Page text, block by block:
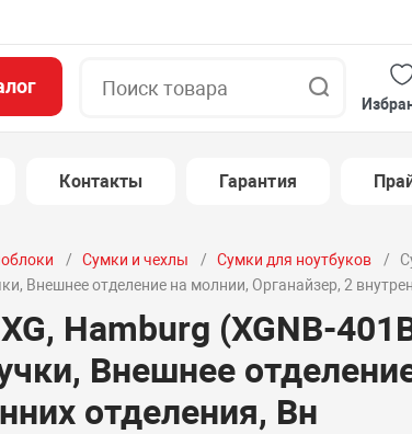
Контакты Гарантия
Сумки и чехлы Сумки для ноутбуков
Внешнее отделение на молнии, Органайзер, 2
Hamburg (XGNB-
Внешнее
отделения, Вн